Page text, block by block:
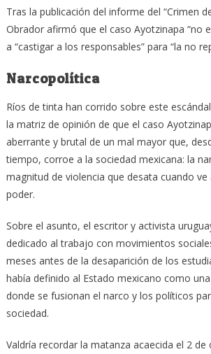
Tras la publicación del informe del “Crimen
Obrador afirmó que el caso Ayotzinapa “no
a “castigar a los responsables” para “la no
Narcopolítica
Ríos de tinta han corrido sobre este
la matriz de opinión de que el caso
aberrante y brutal de un mal mayor que,
tiempo, corroe a la sociedad mexicana: la
magnitud de violencia que desata cuando ve
poder.
Sobre el asunto, el escritor y activista
dedicado al trabajo con movimientos
meses antes de la desaparición de los
había definido al Estado mexicano como
donde se fusionan el narco y los políticos
sociedad.
Valdría recordar la matanza acaecida el 2 de